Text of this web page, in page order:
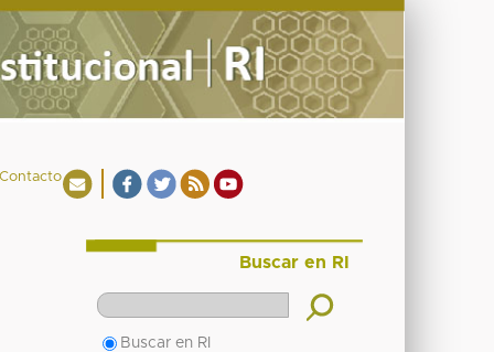
Contacto
Buscar en RI
Buscar en RI